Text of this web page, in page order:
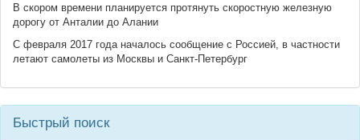
В скором времени планируется протянуть скоростную железную
дорогу от Анталии до Алании
С февраля 2017 года началось сообщение с Россией, в частности
летают самолеты из Москвы и Санкт-Петербург
Быстрый поиск